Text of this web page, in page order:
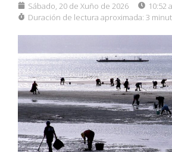
Sábado, 20 de Xuño de 2026
10:52
Duración de lectura aproximada: 3